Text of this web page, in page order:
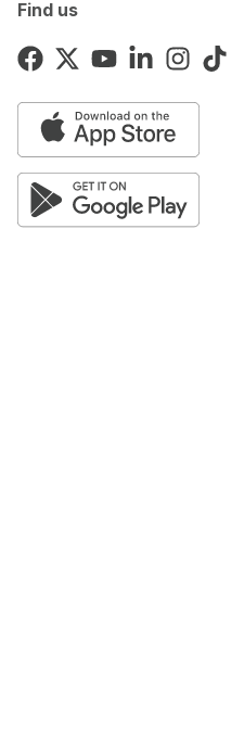
Find usŠarlo akrobata,
našim prostorima.
U to vreme, Škarica je
Jugoslavije: bio je
maca" u Beogradu
"Došao sam u
pozvao u svoj studio.
Naravno da je bilo
mnoge male
nova imena sa
On je došao na ideju